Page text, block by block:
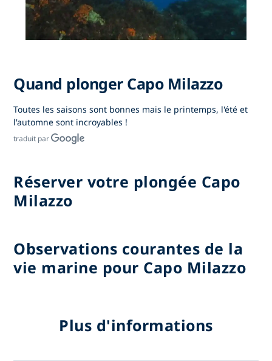
Quand plonger Capo Milazzo
Toutes les saisons sont bonnes mais le printemps, l'été et
l'automne sont incroyables !
traduit par
Réserver votre plongée Capo
Milazzo
Observations courantes de la
vie marine pour Capo Milazzo
Plus d'informations